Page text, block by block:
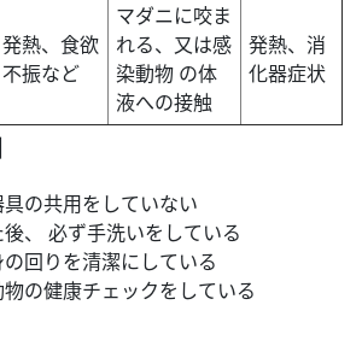
発熱、食欲
不振など
マダニに咬ま
れる、又は感
染動物 の体
液への接触
発熱、消
化器症状
の共用をしていない
、 必ず手洗いをしている
回りを清潔にしている
の健康チェックをしている